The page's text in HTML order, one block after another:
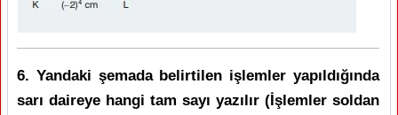
6. Yandaki şemada belirtilen işlemler yapıldığında
sarı daireye hangi tam sayı yazılır (İşlemler soldan